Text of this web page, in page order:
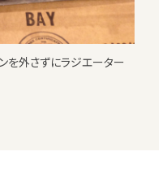
を外さずにラジエーター